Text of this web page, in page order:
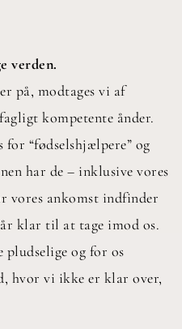
verden.
på, modtages vi af
kompetente ånder.
for “fødselshjælpere” og
har de – inklusive vores
vores ankomst indfinder
klar til at tage imod os.
og for os
hvor vi ikke er klar over,